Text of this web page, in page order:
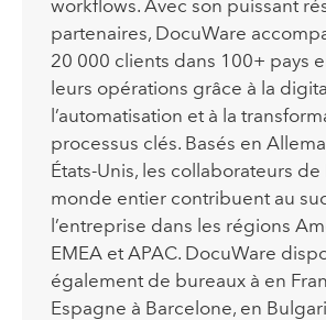
workflows. Avec son puissant
partenaires, DocuWare
20 000 clients dans 100+ pays
leurs opérations grâce à la
l’automatisation et à la
processus clés. Basés en
États-Unis, les collaborateurs
monde entier contribuent au
l’entreprise dans les régions
EMEA et APAC. DocuWare
également de bureaux à en
Espagne à Barcelone, en